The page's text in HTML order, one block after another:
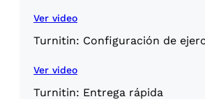
Ver video
Turnitin: Configuración de
Ver video
Turnitin: Entrega rápida